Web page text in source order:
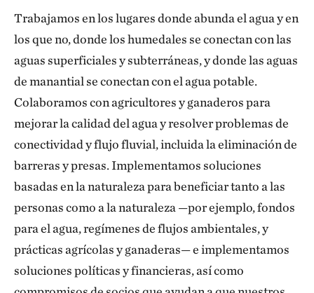
Trabajamos en los lugares donde abunda el agua y en
los que no, donde los humedales se conectan con las
aguas superficiales y subterráneas, y donde las aguas
de manantial se conectan con el agua potable.
Colaboramos con agricultores y ganaderos para
mejorar la calidad del agua y resolver problemas de
conectividad y flujo fluvial, incluida la eliminación de
barreras y presas. Implementamos soluciones
basadas en la naturaleza para beneficiar tanto a las
personas como a la naturaleza —por ejemplo, fondos
para el agua, regímenes de flujos ambientales, y
prácticas agrícolas y ganaderas— e implementamos
soluciones políticas y financieras, así como